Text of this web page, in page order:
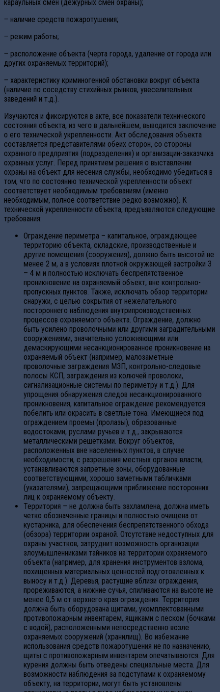
караульных смен (дежурных смен охраны);
– наличие средств пожаротушения;
– режим работы;
– расположение объекта (черта города, удаление от города или
других охраняемых территорий);
– характеристику криминогенной обстановки вокруг объекта
(наличие по соседству стихийных рынков, увеселительных
заведений и т.д.).
Изучаются и фиксируются в акте, все показатели технического
состояния объекта, из чего в дальнейшем, выводится заключение
о его технической укрепленности. Акт обследования объекта
составляется представителями обеих сторон, со стороны
охранного предприятия (подразделения) и организации-заказчика
охранных услуг. Перед принятием решения о выставлении
охраны на объект для несения службы, необходимо убедиться в
том, что по состоянию технической укрепленности объект
соответствует необходимым требованиям (именно
необходимым, полное соответствие редко возможно). К
технической укрепленности объекта, предъявляются следующие
требования:
Ограждение периметра – капитальное, ограждающее
территорию объекта, складские, производственные и
другие помещения (сооружения), должно быть высотой не
менее 2 м, а в условиях плотной окружающей застройки 3
– 4 м и полностью исключать беспрепятственное
проникновение на охраняемый объект, вне контрольно-
пропускных пунктов. Также, исключать обзор территории
снаружи, с целью сокрытия от нежелательного
постороннего наблюдения внутрипроизводственных
процессов охраняемого объекта. Ограждение, должно
быть усилено проволочными или другими заградительными
сооружениями, значительно усложняющими или
демаскирующими несанкционированное проникновение на
охраняемый объект (например, малозаметные
проволочные заграждения МЗП, контрольно-следовые
полосы КСП, заграждения из колючей проволоки,
сигнализационные системы по периметру и т.д.). Для
упрощения обнаружения следов несанкционированного
проникновения, капитальное ограждение рекомендуется
побелить или окрасить в светлые тона. Имеющиеся под
ограждением проемы (пролазы), образованные
водостоками, руслами ручьев и т.д., закрываются
металлическими решетками. Вокруг объектов,
расположенных вне населенных пунктов, в случае
необходимости, с разрешения местных органов власти,
устанавливаются запретные зоны, оборудованные
соответствующими, хорошо заметными табличками
(указателями), запрещающими приближение посторонних
лиц к охраняемому объекту.
Территория – не должна быть захламлена, должна иметь
четко обозначенные границы и полностью очищена от
кустарника, для обеспечения беспрепятственного обхода
(обзора) территории охраной. Отсутствие недоступных для
охраны участков, затруднит возможность организации
злоумышленниками тайников на территории охраняемого
объекта (например, для хранения инструментов взлома,
похищенных материальных ценностей подготовленных к
выносу и т.д.). Деревья, растущие вблизи ограждения,
прореживаются, а нижние сучья, спиливаются на высоте не
менее 0,5 м от верхнего края ограждения. Территория
должна быть оборудована щитами, укомплектованными
противопожарным инвентарем, ящиками с песком (бочками
с водой), расположенными непосредственно возле
охраняемых сооружений (хранилищ). Во избежание
использования средств пожаротушения не по назначению,
щиты с противопожарным инвентарем опечатываются. Для
курения должны быть отведены специальные места. Для
возможности наблюдения за подступами к охраняемому
объекту, на территории, могут быть установлены